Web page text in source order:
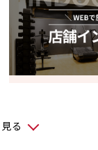
る